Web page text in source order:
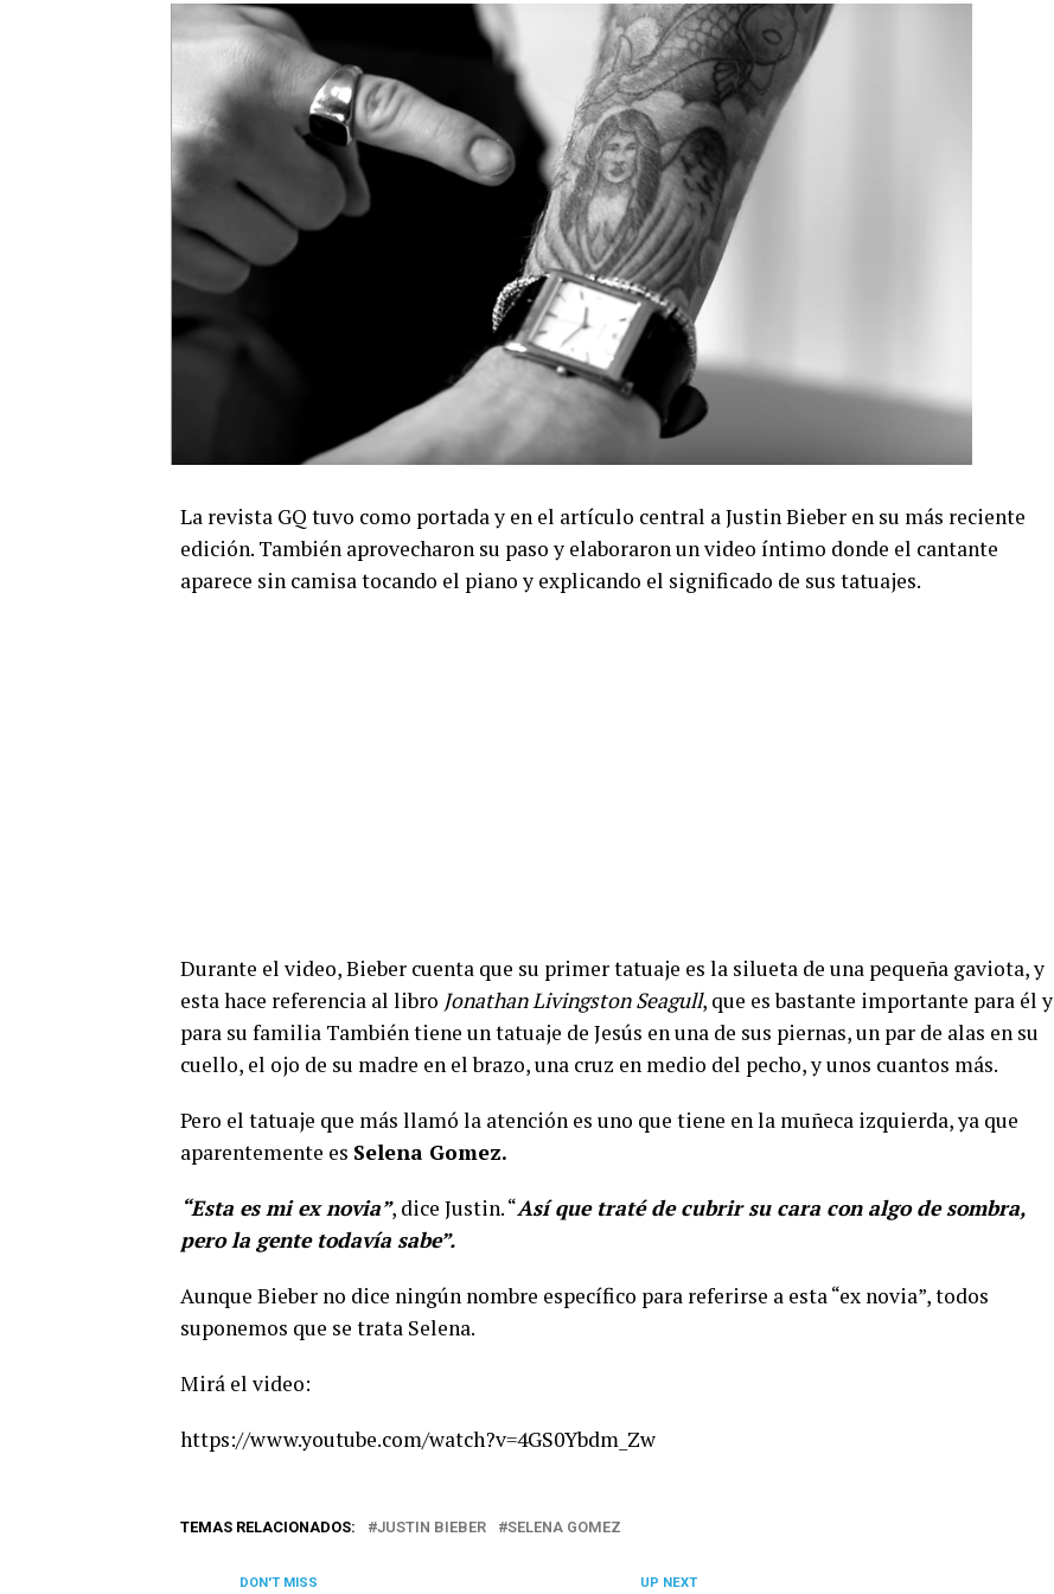
La revista GQ tuvo como portada y en el artículo central a Justin Bieber en su más reciente
edición. También aprovecharon su paso y elaboraron un video íntimo donde el cantante
aparece sin camisa tocando el piano y explicando el significado de sus tatuajes.
Durante el video, Bieber cuenta que su primer tatuaje es la silueta de una pequeña gaviota, y
esta hace referencia al libro Jonathan Livingston Seagull, que es bastante importante para él y
para su familia También tiene un tatuaje de Jesús en una de sus piernas, un par de alas en su
cuello, el ojo de su madre en el brazo, una cruz en medio del pecho, y unos cuantos más.
Pero el tatuaje que más llamó la atención es uno que tiene en la muñeca izquierda, ya que
aparentemente es Selena Gomez.
“Esta es mi ex novia”, dice Justin. “Así que traté de cubrir su cara con algo de sombra,
pero la gente todavía sabe”.
Aunque Bieber no dice ningún nombre específico para referirse a esta “ex novia”, todos
suponemos que se trata Selena.
Mirá el video:
https://www.youtube.com/watch?v=4GS0Ybdm_Zw
TEMAS RELACIONADOS: JUSTIN BIEBER SELENA GOMEZ
UP NEXT
DON'T MISS